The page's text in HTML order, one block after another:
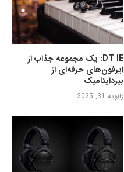
DT IE: یک مجموعه جذاب از
ایرفون‌های حرفه‌ای از
بیرداینامیک
ژانویه 31, 2025